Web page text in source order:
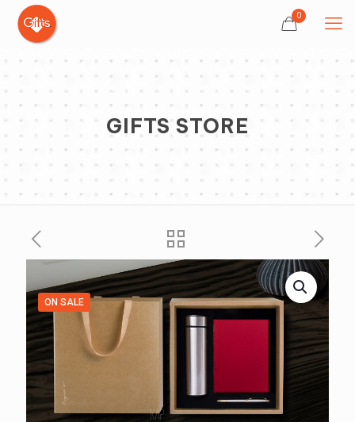
0
GIFTS STORE
ON SALE